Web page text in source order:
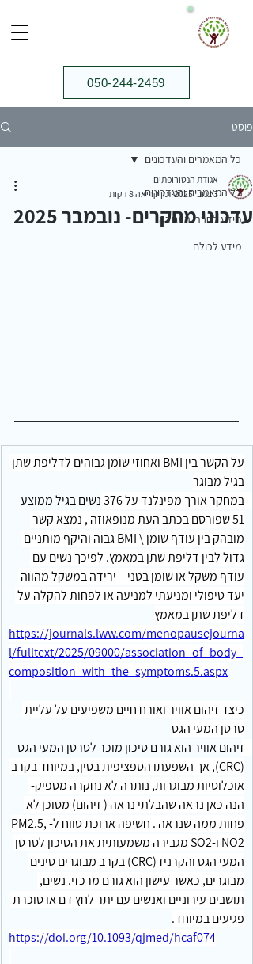
050-244-2459⁩
פוסט
כל המאמרים והעדכונים
מידע לחברי האגודה
מידע לכולם
כל המאמרים והעדכונים
עדכוני מחקרים- נובמבר 2025
אגודת הנטורופתים
3 בנוב׳ 2025
זמן קריאה 8 דקות
על הקשר בין BMI ואחוזי שומן גבוהים לדליפת שתן
בגיל מבוגר
במחקר אורך מפינלנד על 376 נשים בגיל ממוצע
51 שפורסם בכתב העת מנופאוזה , נמצא קשר
מובהק בין עודף שומן \ BMI גבוה והיקף מותניים
גדול לבין דליפת שתן במאמץ. לפיכך נשים עם
עודף משקל או שומן בטני – ירידה במשקל מהווה
יעד טיפולי ומניעתי למניעה או לפחות להקלה על
דליפת שתן במאמץ
https://journals.lww.com/menopausejourna
l/fulltext/2025/09000/association_of_body_
composition_with_the_symptoms.5.aspx
כיצד זיהום אוויר ואורח חיים משפיעים על עליית
סרטן המעי הגס
זיהום אוויר הוא גורם סיכון מוכר לסרטן המעי הגס
(CRC), אך השפעתו הספציפית בסין, במיוחד בקרב
אוכלוסיות מבוגרות, נותרה לא נחקרה מספיק-
הנה כאן נראה שהבלתי נראה ( זיהום) מסוכן לא
פחות ממה שנראה . חשיפה ארוכת טווח ל-PM2.5,
NO2 ו-SO2 מגבירה משמעותית את הסיכון לסרטן
המעי הגס והקרניז (CRC) בקרב מבוגרים סינים
מבוגרים, כאשר עישון הוא גורם מרכזי. נשים,
תושבים עירוניים ואנשים עם יתר לחץ דם או סוכרת
פגיעים במיוחד.
https://doi.org/10.1093/qjmed/hcaf074